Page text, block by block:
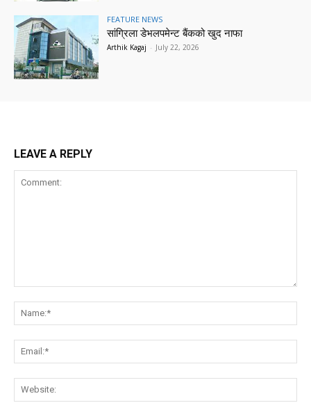
FEATURE NEWS
सांग्रिला डेभलपमेन्ट बैंकको खुद नाफा
Arthik Kagaj - July 22, 2026
LEAVE A REPLY